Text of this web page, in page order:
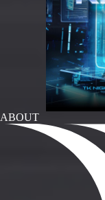
ABOUT